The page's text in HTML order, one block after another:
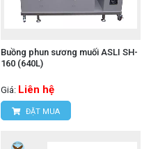
Buồng phun sương muối ASLI SH-
160 (640L)
Giá: Liên hệ
ĐẶT MUA